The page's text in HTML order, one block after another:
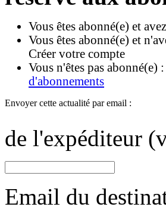
Vous êtes abonné(e) et
Vous êtes abonné(e) et
Créer votre compte
Vous n'êtes pas abonné(e) :
d'abonnements
Envoyer cette actualité par email :
de l'expéditeur
Email du